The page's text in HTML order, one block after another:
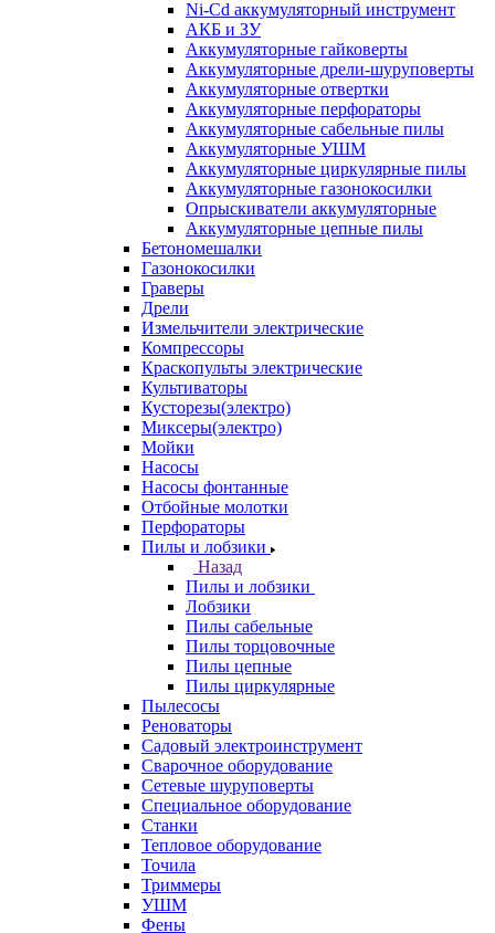
Ni-Cd аккумуляторный инструмент
АКБ и ЗУ
Аккумуляторные гайковерты
Аккумуляторные дрели-шуруповерты
Аккумуляторные отвертки
Аккумуляторные перфораторы
Аккумуляторные сабельные пилы
Аккумуляторные УШМ
Аккумуляторные циркулярные пилы
Аккумуляторные газонокосилки
Опрыскиватели аккумуляторные
Аккумуляторные цепные пилы
Бетономешалки
Газонокосилки
Граверы
Дрели
Измельчители электрические
Компрессоры
Краскопульты электрические
Культиваторы
Кусторезы(электро)
Миксеры(электро)
Мойки
Насосы
Насосы фонтанные
Отбойные молотки
Перфораторы
Пилы и лобзики
Назад
Пилы и лобзики
Лобзики
Пилы сабельные
Пилы торцовочные
Пилы цепные
Пилы циркулярные
Пылесосы
Реноваторы
Садовый электроинструмент
Сварочное оборудование
Сетевые шуруповерты
Специальное оборудование
Станки
Тепловое оборудование
Точила
Триммеры
УШМ
Фены